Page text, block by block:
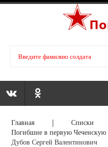
Главная |Списки
Погибшие в первую
Дубов Сергей Валентинович